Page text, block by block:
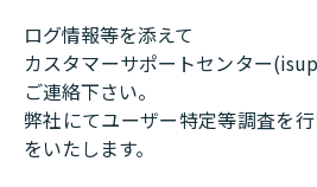
ログ情報等を添えて
カスタマーサポートセンター
ご連絡下さい。
弊社にてユーザー特定等調査を
をいたします。